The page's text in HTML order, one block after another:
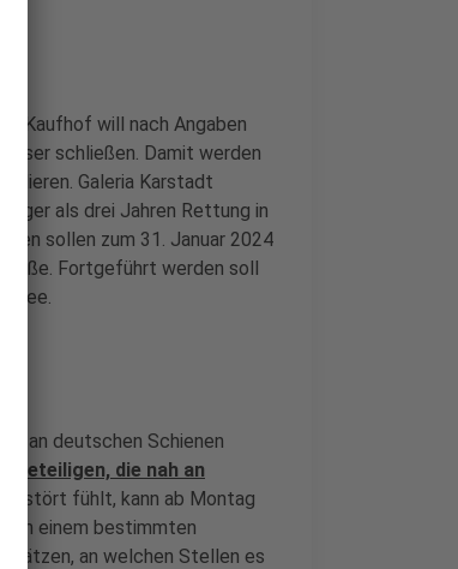
Kaufhof will nach Angaben
schließen. Damit werden
Galeria Karstadt
als drei Jahren Rettung in
sollen zum 31. Januar 2024
Fortgeführt werden soll
an deutschen Schienen
beteiligen, die nah an
gestört fühlt, kann ab Montag
an einem bestimmten
an welchen Stellen es